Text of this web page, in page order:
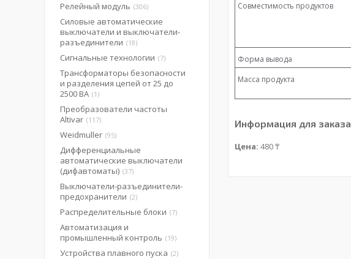
Совместимость продуктов
Форма вывода
Масса продукта
Информация для заказа
Цена: 480 ₸
Релейный модуль 306
Силовые автоматические
выключатели и выключатели-
разъединители
18
Сигнальные технологии 7
Трансформаторы безопасности
и разделения цепей от 25 до
2500 ВА 1
Преобразователи частоты
Altivar 117
Weidmuller 95
Дифференциальные
автоматические выключатели
(дифавтоматы) 37
Выключатели-разъединители-
предохранители 2
Распределительные блоки 7
Автоматизация и
промышленный контроль
19
Устройства плавного пуска 2